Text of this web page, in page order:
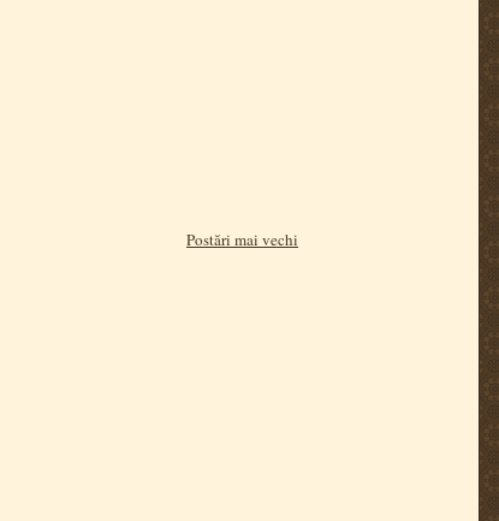
Postări mai vechi